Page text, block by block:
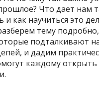
Что дает нам
и как научиться это
тему
подталкивают
и дадим
каждому открыть